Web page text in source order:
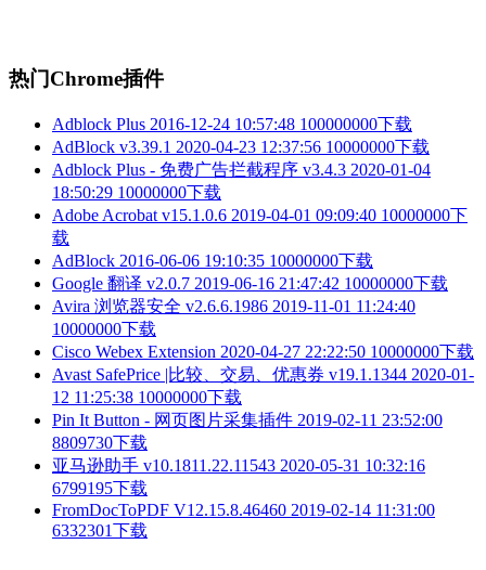
热门Chrome插件
Adblock Plus 2016-12-24 10:57:48 100000000下载
AdBlock v3.39.1 2020-04-23 12:37:56 10000000下载
Adblock Plus - 免费广告拦截程序 v3.4.3 2020-01-04
18:50:29 10000000下载
Adobe Acrobat v15.1.0.6 2019-04-01 09:09:40 10000000下
载
AdBlock 2016-06-06 19:10:35 10000000下载
Google 翻译 v2.0.7 2019-06-16 21:47:42 10000000下载
Avira 浏览器安全 v2.6.6.1986 2019-11-01 11:24:40
10000000下载
Cisco Webex Extension 2020-04-27 22:22:50 10000000下载
Avast SafePrice |比较、交易、优惠券 v19.1.1344 2020-01-
12 11:25:38 10000000下载
Pin It Button - 网页图片采集插件 2019-02-11 23:52:00
8809730下载
亚马逊助手 v10.1811.22.11543 2020-05-31 10:32:16
6799195下载
FromDocToPDF V12.15.8.46460 2019-02-14 11:31:00
6332301下载